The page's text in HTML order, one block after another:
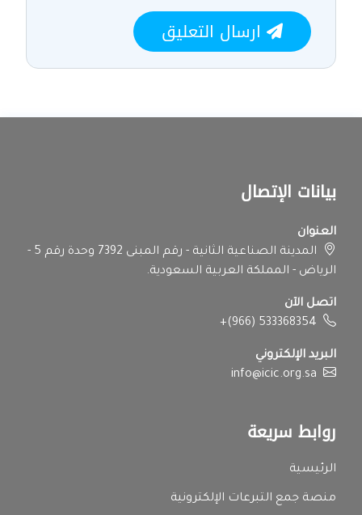
ارسال التعليق
بيانات الإتصال
العنوان
المدينة الصناعية الثانية - رقم المبنى 7392 وحدة رقم 5 -
الرياض - المملكة العربية السعودية.
اتصل الآن
+(966) 533368354
البريد الإلكتروني
info@icic.org.sa
روابط سريعة
الرئيسية
منصة جمع التبرعات الإلكترونية